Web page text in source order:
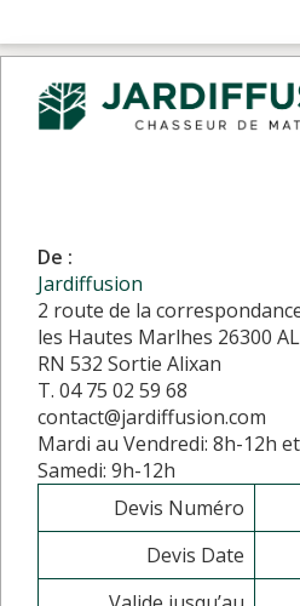
De :
Jardiffusion
2 route de la
les Hautes Marlhes 26300
RN 532 Sortie Alixan
T. 04 75 02 59 68
contact@jardiffusion.com
Mardi au Vendredi: 8h-12h
Samedi: 9h-12h
Devis Numéro
Devis Date